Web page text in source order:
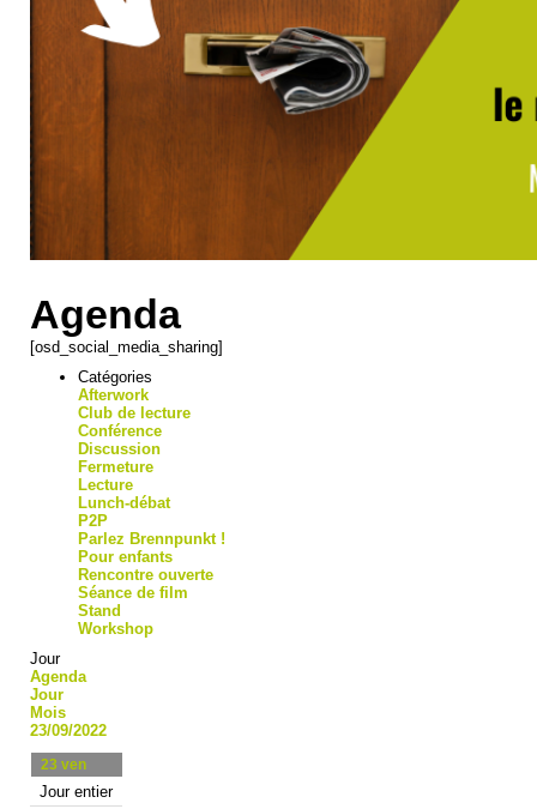
Agenda
[osd_social_media_sharing]
Catégories
Afterwork
Club de lecture
Conférence
Discussion
Fermeture
Lecture
Lunch-débat
P2P
Parlez Brennpunkt !
Pour enfants
Rencontre ouverte
Séance de film
Stand
Workshop
Jour
Agenda
Jour
Mois
23/09/2022
23 ven
Jour entier